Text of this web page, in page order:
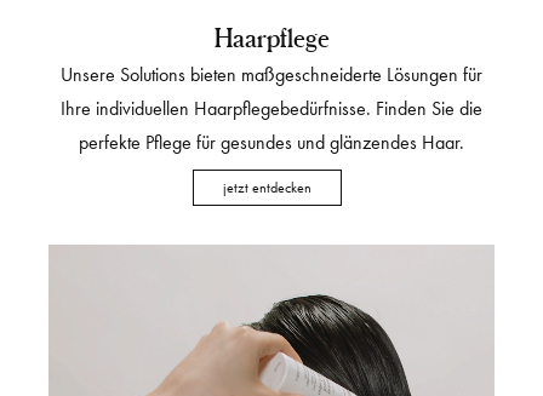
Haarpflege
Unsere Solutions bieten maßgeschneiderte Lösungen für
Ihre individuellen Haarpflegebedürfnisse. Finden Sie die
perfekte Pflege für gesundes und glänzendes Haar.
jetzt entdecken